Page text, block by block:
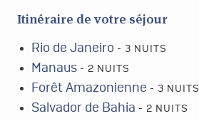
Itinéraire de votre séjour
Rio de Janeiro - 3 NUITS
Manaus - 2 NUITS
Forêt Amazonienne - 3 NUITS
Salvador de Bahia - 2 NUITS